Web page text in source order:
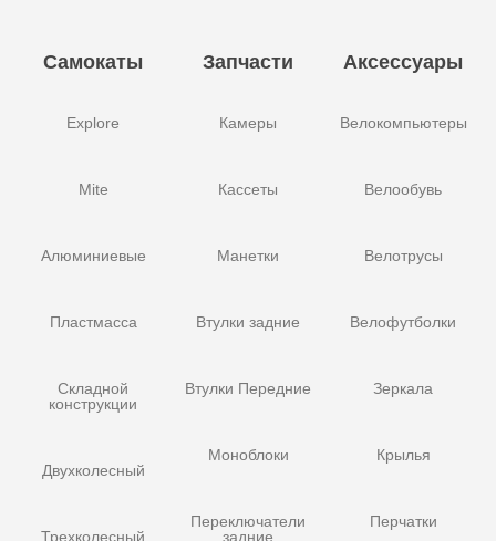
Самокаты
Explore
Mite
Алюминиевые
Пластмасса
Складной
конструкции
Двухколесный
Трехколесный
Запчасти
Камеры
Кассеты
Манетки
Втулки задние
Втулки Передние
Моноблоки
Переключатели
задние
Аксессуары
Велокомпьютеры
Велообувь
Велотрусы
Велофутболки
Зеркала
Крылья
Перчатки